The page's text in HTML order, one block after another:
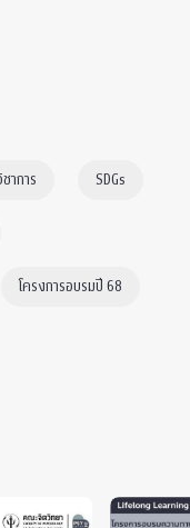
าการ SDGs
โครงการอบรมปี 68